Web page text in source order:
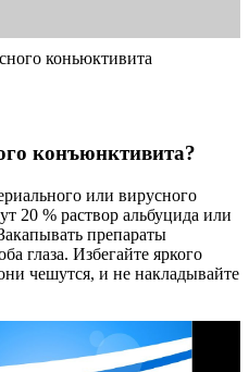
коньюктивита
конъюнктивита?
или вирусного
20 % раствор альбуцида или
препараты
глаза. Избегайте яркого
чешутся, и не накладывайте